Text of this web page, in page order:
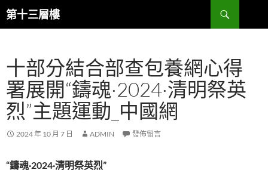
跳
至
內
容
第十三層樓
搜
尋
十部分結合部查包養網心得
署展開“鑄魂·2024·清明祭英
烈”主題運動_中國網
2024 年 10 月 7 日 ADMIN 發佈留言
“鑄魂·2024·清明祭英烈”